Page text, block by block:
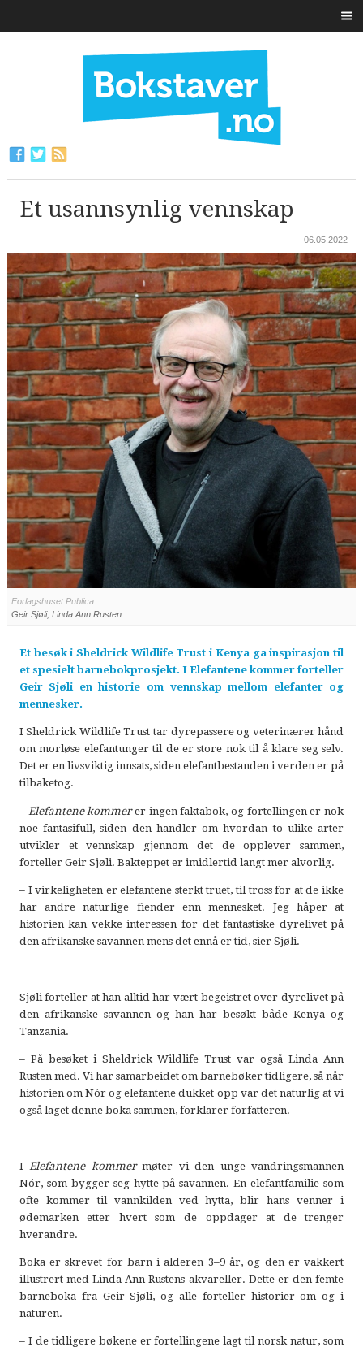
Et usannsynlig vennskap
06.05.2022
Forlagshuset Publica
Geir Sjøli, Linda Ann Rusten
Et besøk i Sheldrick Wildlife Trust i Kenya ga inspirasjon til
et spesielt barnebokprosjekt. I Elefantene kommer forteller
Geir Sjøli en historie om vennskap mellom elefanter og
mennesker.
I Sheldrick Wildlife Trust tar dyrepassere og veterinærer hånd
om morløse elefantunger til de er store nok til å klare seg selv.
Det er en livsviktig innsats, siden elefantbestanden i verden er på
tilbaketog.
– Elefantene kommerer ingen faktabok, og fortellingen er nok
noe fantasifull, siden den handler om hvordan to ulike arter
utvikler et vennskap gjennom det de opplever sammen,
forteller Geir Sjøli. Bakteppet er imidlertid langt mer alvorlig.
– I virkeligheten er elefantene sterkt truet, til tross for at de ikke
har andre naturlige fiender enn mennesket. Jeg håper at
historien kan vekke interessen for det fantastiske dyrelivet på
den afrikanske savannen mens det ennå er tid, sier Sjøli.
Sjøli forteller at han alltid har vært begeistret over dyrelivet på
den afrikanske savannen og han har besøkt både Kenya og
Tanzania.
– På besøket i Sheldrick Wildlife Trust var også Linda Ann
Rusten med. Vi har samarbeidet om barnebøker tidligere, så når
historien om Nór og elefantene dukket opp var det naturlig at vi
også laget denne boka sammen, forklarer forfatteren.
I Elefantene kommermøter vi den unge vandringsmannen
Nór, som bygger seg hytte på savannen. En elefantfamilie som
ofte kommer til vannkilden ved hytta, blir hans venner i
ødemarken etter hvert som de oppdager at de trenger
hverandre.
Boka er skrevet for barn i alderen 3–9 år, og den er vakkert
illustrert med Linda Ann Rustens akvareller. Dette er den femte
barneboka fra Geir Sjøli, og alle forteller historier om og i
naturen.
– I de tidligere bøkene er fortellingene lagt til norsk natur, som